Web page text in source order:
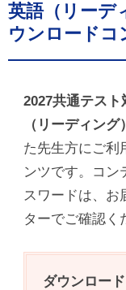
英語（リー
ウンロードコ
2027共通テス
（リーディン
た先生方にご利
ンツです。コン
スワードは、お
ターでご確認く
ダウンロー